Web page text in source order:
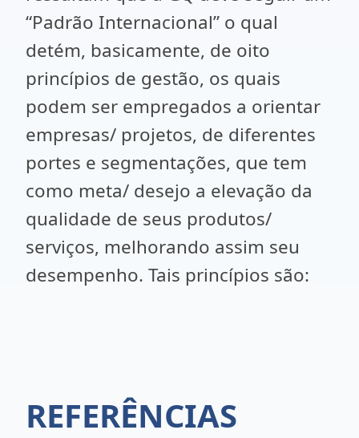
“Padrão Internacional” o qual
detém, basicamente, de oito
princípios de gestão, os quais
podem ser empregados a orientar
empresas/ projetos, de diferentes
portes e segmentações, que tem
como meta/ desejo a elevação da
qualidade de seus produtos/
serviços, melhorando assim seu
desempenho. Tais princípios são:
REFERÊNCIAS